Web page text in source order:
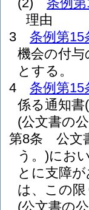
理由
3
条例第15
機会の付与
とする。
4
条例第15
係る通知書(
(公文書の
第8条
公文
う。)にお
とに支障
は、この
(公文書の